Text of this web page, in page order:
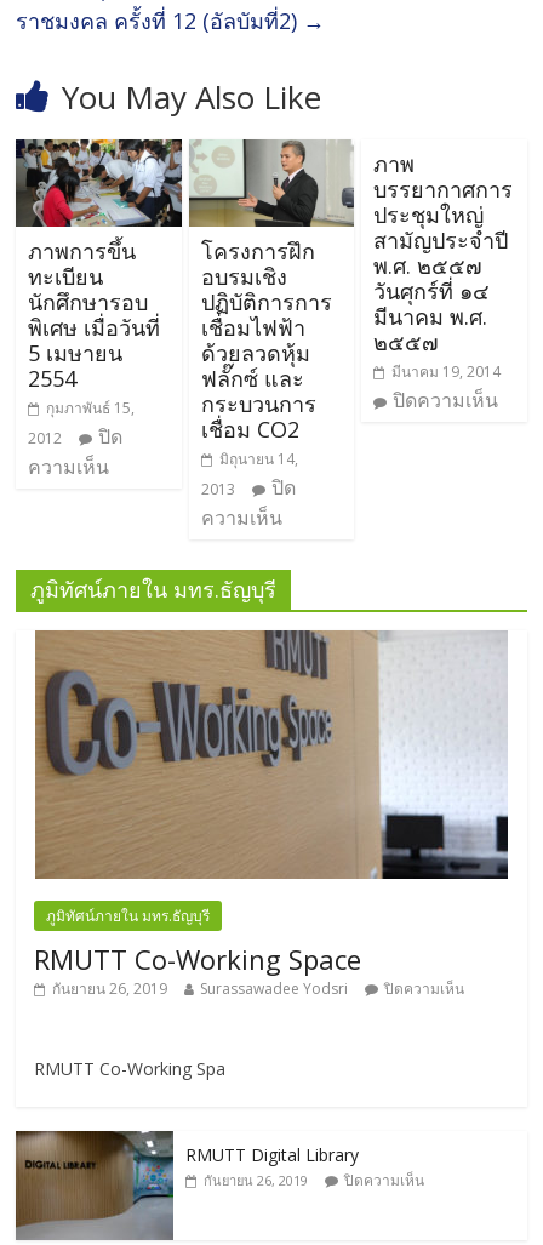
ราชมงคล ครั้งที่ 12 (อัลบัมที่2) →
You May Also Like
ภาพการขึ้น
ทะเบียน
นักศึกษารอบ
พิเศษ เมื่อวันที่
5 เมษายน
2554
กุมภาพันธ์ 15,
2012
ปิด
ความเห็น
โครงการฝึก
อบรมเชิง
ปฏิบัติการการ
เชื่อมไฟฟ้า
ด้วยลวดหุ้ม
ฟลั๊กซ์ และ
กระบวนการ
เชื่อม CO2
มิถุนายน 14,
2013
ปิด
ความเห็น
ภาพ
บรรยากาศการ
ประชุมใหญ่
สามัญประจำปี
พ.ศ. ๒๕๕๗
วันศุกร์ที่ ๑๔
มีนาคม พ.ศ.
๒๕๕๗
มีนาคม 19, 2014
ปิดความเห็น
ภูมิทัศน์ภายใน มทร.ธัญบุรี
ภูมิทัศน์ภายใน มทร.ธัญบุรี
RMUTT Co-Working Space
กันยายน 26, 2019 Surassawadee Yodsri ปิดความเห็น
RMUTT Co-Working Spa
RMUTT Digital Library
กันยายน 26, 2019 ปิดความเห็น